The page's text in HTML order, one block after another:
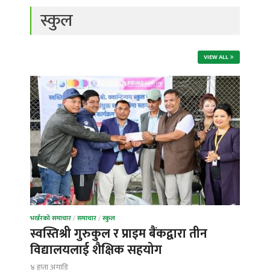
स्कुल
VIEW ALL
भर्खरको समाचार/समाचार/स्कुल
स्वस्तिश्री गुरुकुल र प्राइम बैंकद्वारा तीन
विद्यालयलाई शैक्षिक सहयोग
४ हप्ता अगाडि